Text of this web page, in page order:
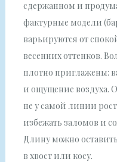
сдержанном и
фактурные модели
варьируются от
весенних оттенков.
плотно приглажены:
и ощущение воздуха.
не у самой линии
избежать заломов и
Длину можно
в хвост или косу.